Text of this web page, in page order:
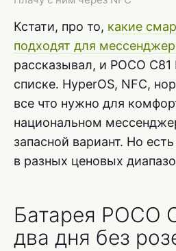
Кстати, про то, какие
подходят для
рассказывал, и POCO
списке. HyperOS, NFC,
все что нужно для
национальном
запасной вариант. Но
в разных ценовых
Батарея POCO
два дня без